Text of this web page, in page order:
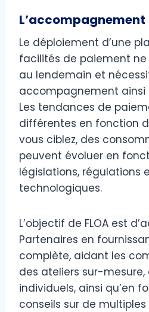
L’accompagnement
Le déploiement d’une
facilités de paiement
au lendemain et
accompagnement ainsi
Les tendances de
différentes en fonction
vous ciblez, des
peuvent évoluer en
législations, régulations
technologiques.
L’objectif de FLOA est
Partenaires en
complète, aidant les
des ateliers sur-mesure,
individuels, ainsi qu’en
conseils sur de